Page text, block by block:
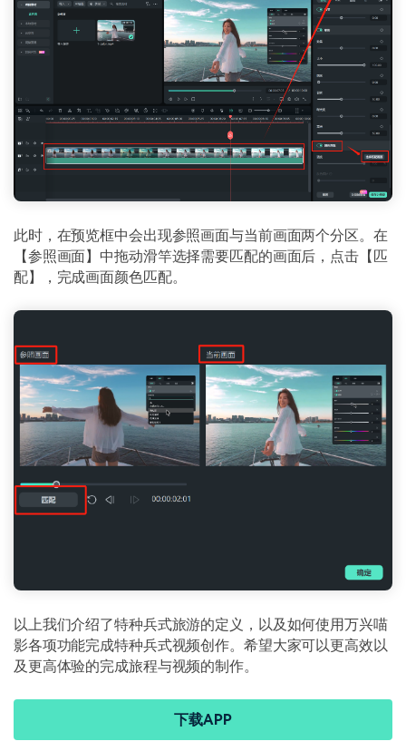
此时，在预览框中会出现参照画面与当前画面两个分区。在
【参照画面】中拖动滑竿选择需要匹配的画面后，点击【匹
配】，完成画面颜色匹配。
以上我们介绍了特种兵式旅游的定义，以及如何使用万兴喵
影各项功能完成特种兵式视频创作。希望大家可以更高效以
及更高体验的完成旅程与视频的制作。
下载APP